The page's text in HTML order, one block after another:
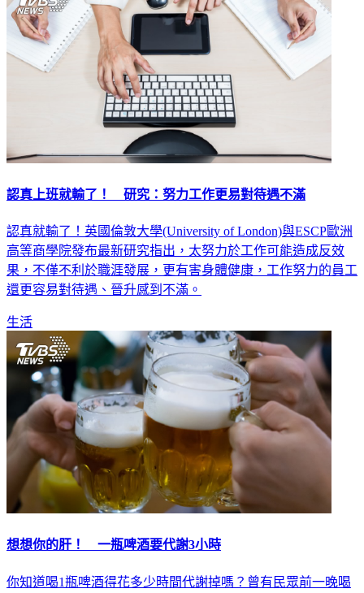
認真上班就輸了！ 研究：努力工作更易對待遇不滿
認真就輸了！英國倫敦大學(University of London)與ESCP歐洲
高等商學院發布最新研究指出，太努力於工作可能造成反效
果，不僅不利於職涯發展，更有害身體健康，工作努力的員工
還更容易對待遇、晉升感到不滿。
生活
想想你的肝！ 一瓶啤酒要代謝3小時
你知道喝1瓶啤酒得花多少時間代謝掉嗎？曾有民眾前一晚喝